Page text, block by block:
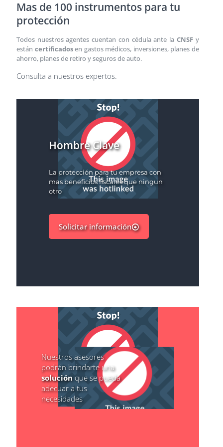
Mas de 100 instrumentos para tu
protección
Todos nuestros agentes cuentan con cédula ante la CNSF y
están certificadosen gastos médicos, inversiones, planes de
ahorro, planes de retiro y seguros de auto.
Consulta a nuestros expertos.
Hombre Clave
La protección para tu empresa con
mas beneficios fiscales que ningun
otro
Solicitar información
Nuestros asesores
podrán brindarte una
solución que se pueda
adecuar a tus
necesidades